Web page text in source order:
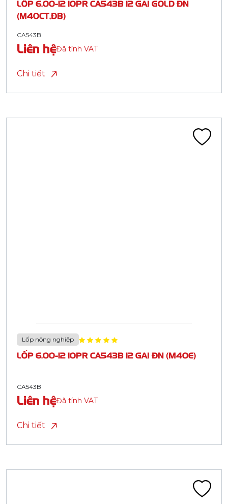
LỐP 6.00-12 10PR CA543B 12 GAI GOLD ĐN
(M40CT,ĐB)
CA543B
Liên hệĐã tính VAT
Chi tiết
Lốp nông nghiệp
LỐP 6.00-12 10PR CA543B 12 GAI ĐN (M40E)
CA543B
Liên hệĐã tính VAT
Chi tiết